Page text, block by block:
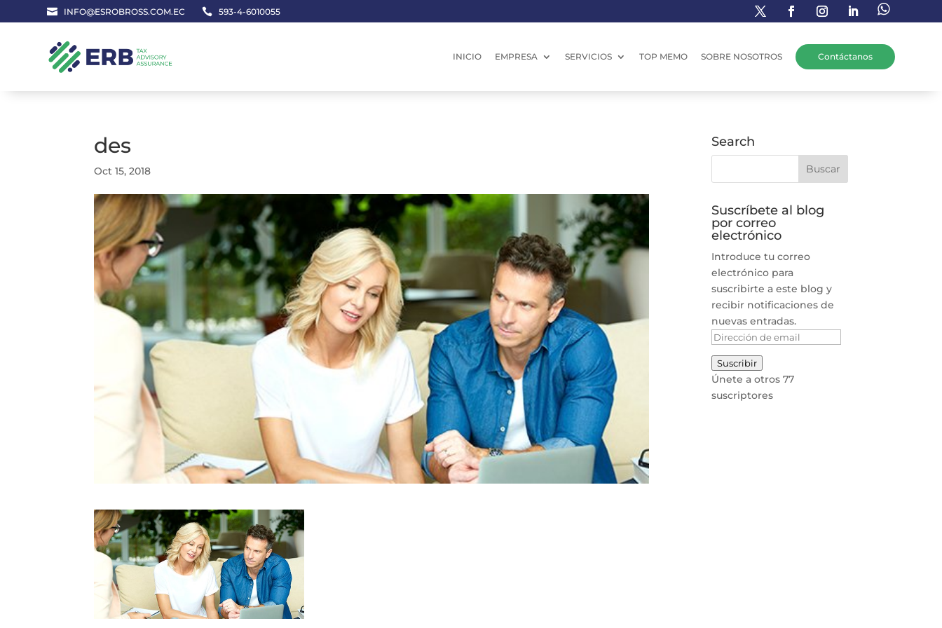
 INFO@ESROBROSS.COM.EC  593-4-6010055
INICIO EMPRESA SERVICIOS TOP MEMO SOBRE NOSOTROS Contáctanos
des
Oct 15, 2018
Search
Suscríbete al blog
por correo
electrónico
Introduce tu correo
electrónico para
suscribirte a este blog y
recibir notificaciones de
nuevas entradas.
Dirección
de
email
Suscribir
Únete a otros 77
suscriptores